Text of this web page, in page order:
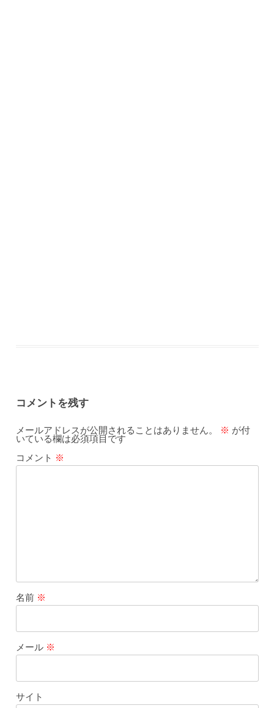
コメントを残す
メールアドレスが公開されることはありません。 ※ が付
いている欄は必須項目です
コメント ※
名前 ※
メール ※
サイト